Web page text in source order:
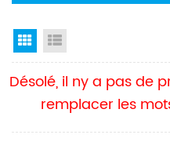
Grid View
Désolé, il ny a pas de
remplacer les